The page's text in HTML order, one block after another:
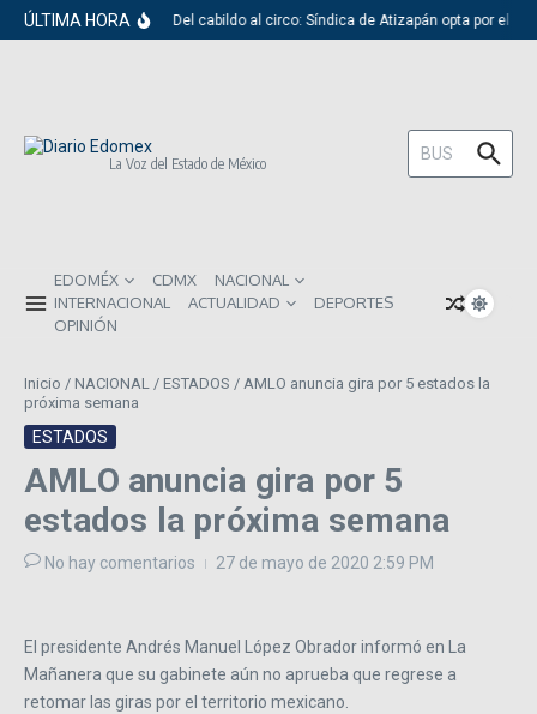
Saltar al contenido
ÚLTIMA HORA Del cabildo al circo: Síndica de Atizapán opta por el
La Voz del Estado de México
Buscar:
EDOMÉX CDMX
NACIONAL
INTERNACIONAL
ACTUALIDAD
DEPORTES
OPINIÓN
Inicio / NACIONAL / ESTADOS / AMLO anuncia gira por 5 estados la
próxima semana
ESTADOS
AMLO anuncia gira por 5
estados la próxima semana
No hay comentarios 27 de mayo de 2020 2:59 PM
El presidente Andrés Manuel López Obrador informó en La
Mañanera que su gabinete aún no aprueba que regrese a
retomar las giras por el territorio mexicano.